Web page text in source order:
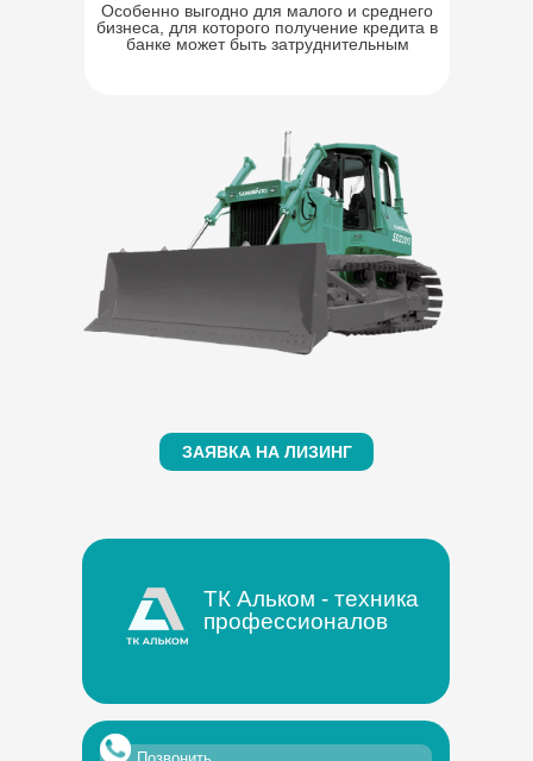
ЗАЯВКА НА ЛИЗИНГ
Особенно выгодно для малого и среднего
бизнеса, для которого получение кредита в
банке может быть затруднительным
ТК Альком - техника
профессионалов